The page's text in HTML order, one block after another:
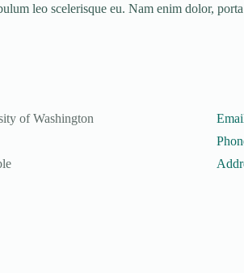
leo scelerisque eu. Nam enim dolor,
of Washington